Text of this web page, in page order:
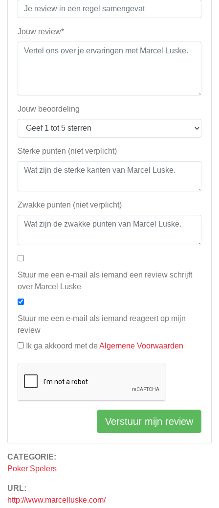
CATEGORIE:
Poker Spelers
URL:
http://www.marcelluske.com/
Jouw review*
Jouw beoordeling
Sterke punten (niet verplicht)
Zwakke punten (niet verplicht)
Stuur me een e-mail als iemand een review schrijft
over Marcel Luske
Stuur me een e-mail als iemand reageert op mijn
review
Ik ga akkoord met de Algemene Voorwaarden
Verstuur mijn review